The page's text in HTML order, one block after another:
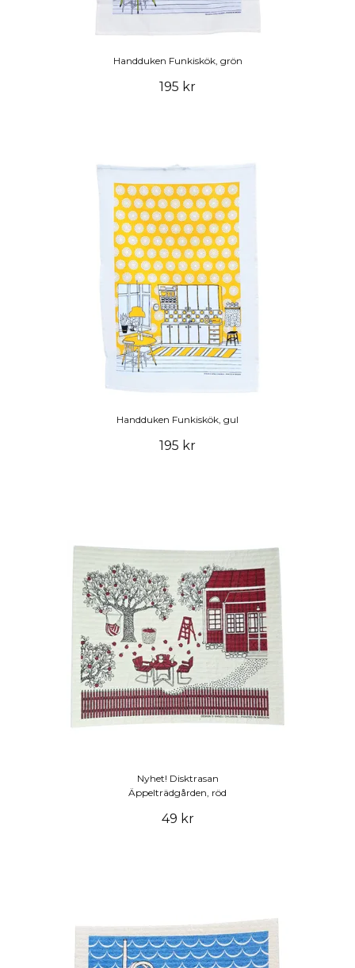
Handduken Funkiskök, grön
195 kr
Handduken Funkiskök, gul
195 kr
Nyhet! Disktrasan
Äppelträdgården, röd
49 kr